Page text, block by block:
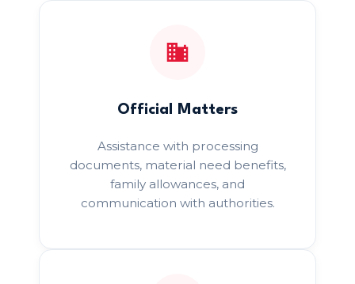
Official Matters
Assistance with processing
documents, material need benefits,
family allowances, and
communication with authorities.